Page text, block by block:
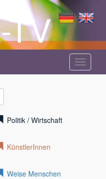
TV
Menü
Politik / Wirtschaft
KünstlerInnen
Weise Menschen